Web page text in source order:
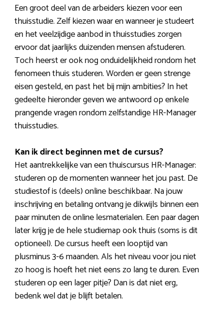
Een groot deel van de arbeiders kiezen voor een
thuisstudie. Zelf kiezen waar en wanneer je studeert
en het veelzijdige aanbod in thuisstudies zorgen
ervoor dat jaarlijks duizenden mensen afstuderen.
Toch heerst er ook nog onduidelijkheid rondom het
fenomeen thuis studeren. Worden er geen strenge
eisen gesteld, en past het bij mijn ambities? In het
gedeelte hieronder geven we antwoord op enkele
prangende vragen rondom zelfstandige HR-Manager
thuisstudies.
Kan ik direct beginnen met de cursus?
Het aantrekkelijke van een thuiscursus HR-Manager:
studeren op de momenten wanneer het jou past. De
studiestof is (deels) online beschikbaar. Na jouw
inschrijving en betaling ontvang je dikwijls binnen een
paar minuten de online lesmaterialen. Een paar dagen
later krijg je de hele studiemap ook thuis (soms is dit
optioneel). De cursus heeft een looptijd van
plusminus 3-6 maanden. Als het niveau voor jou niet
zo hoog is hoeft het niet eens zo lang te duren. Even
studeren op een lager pitje? Dan is dat niet erg,
bedenk wel dat je blijft betalen.